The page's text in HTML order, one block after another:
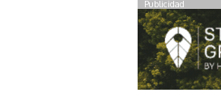
Publicidad